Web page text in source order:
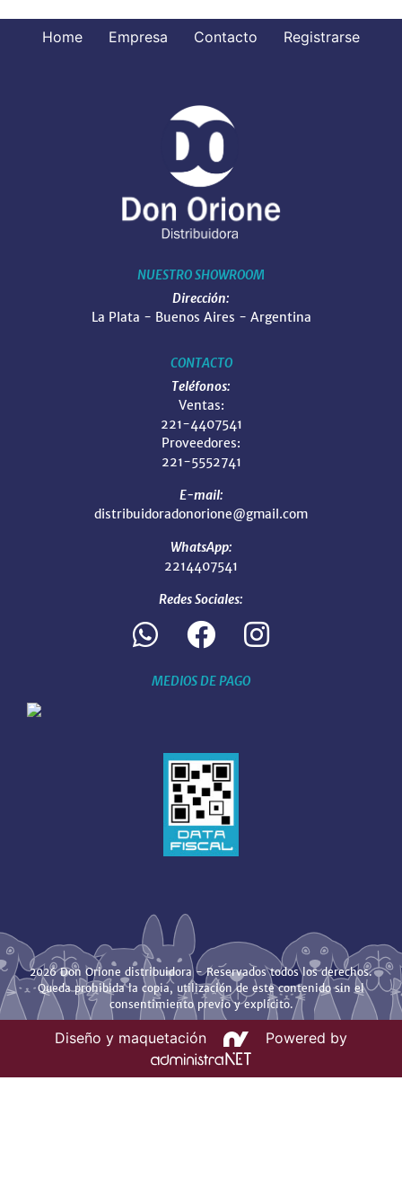
Home Empresa Contacto Registrarse
NUESTRO SHOWROOM
Dirección:
La Plata - Buenos Aires - Argentina
CONTACTO
Teléfonos:
Ventas:
221-4407541
Proveedores:
221-5552741
E-mail:
distribuidoradonorione@gmail.com
WhatsApp:
2214407541
Redes Sociales:
MEDIOS DE PAGO
2026 Don Orione distribuidora - Reservados todos los derechos.
Queda prohibida la copia, utilización de este contenido sin el
consentimiento previo y explícito.
Diseño y maquetación Powered by